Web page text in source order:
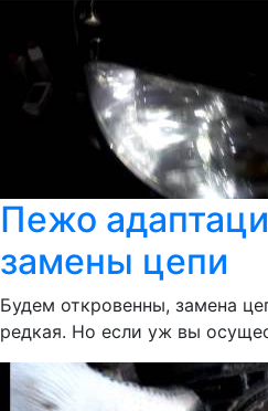
Пежо
замены цепи
Будем откровенны, замена
редкая. Но если уж вы